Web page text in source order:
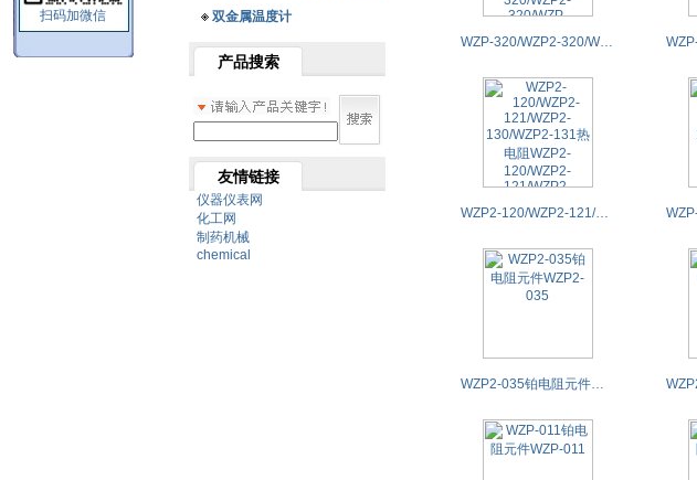
扫码加微信
双金属温度计
产品搜索
友情链接
仪器仪表网
化工网
制药机械
chemical
WZP-320/WZP2-320/WZP-321/WZP2-321热电阻WZP-320/WZP2-320/WZP-321/WZP2-321PT100
WZP2-120/WZP2-121/WZP2-130/WZP2-131热电阻WZP2-120/WZP2-121/WZP2-130/WZP2-131PT100
WZP2-035铂电阻元件WZP2-035